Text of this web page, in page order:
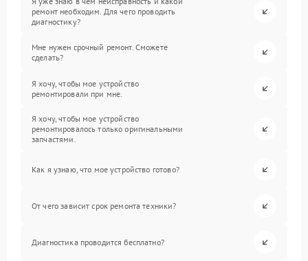
ремонт необходим. Для чего проводить
диагностику?
Мне нужен срочный ремонт. Сможете
сделать?
Я хочу, чтобы мое устройство
ремонтировали при мне.
Я хочу, чтобы мое устройство
ремонтировалось только оригинальными
запчастями.
Как я узнаю, что мое устройство готово?
От чего зависит срок ремонта техники?
Диагностика проводится бесплатно?